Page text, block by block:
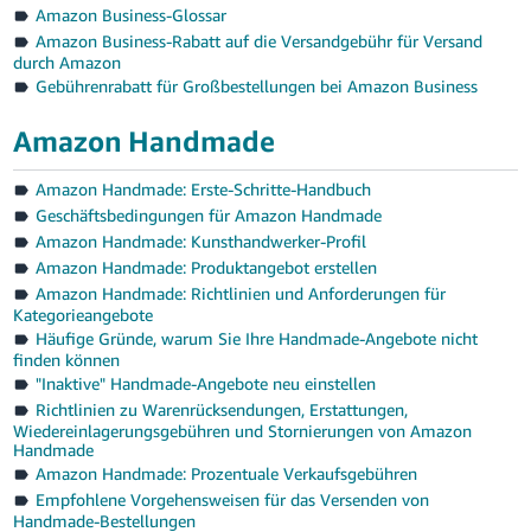
Amazon Business-Glossar
Amazon Business-Rabatt auf die Versandgebühr für Versand
durch Amazon
Gebührenrabatt für Großbestellungen bei Amazon Business
Amazon Handmade
Amazon Handmade: Erste-Schritte-Handbuch
Geschäftsbedingungen für Amazon Handmade
Amazon Handmade: Kunsthandwerker-Profil
Amazon Handmade: Produktangebot erstellen
Amazon Handmade: Richtlinien und Anforderungen für
Kategorieangebote
Häufige Gründe, warum Sie Ihre Handmade-Angebote nicht
finden können
"Inaktive" Handmade-Angebote neu einstellen
Richtlinien zu Warenrücksendungen, Erstattungen,
Wiedereinlagerungsgebühren und Stornierungen von Amazon
Handmade
Amazon Handmade: Prozentuale Verkaufsgebühren
Empfohlene Vorgehensweisen für das Versenden von
Handmade-Bestellungen